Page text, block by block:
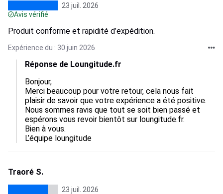
23 juil. 2026
Avis vérifié
Produit conforme et rapidité d’expédition.
Expérience du : 30 juin 2026
Réponse de Loungitude.fr
Bonjour,
Merci beaucoup pour votre retour, cela nous fait
plaisir de savoir que votre expérience a été positive.
Nous sommes ravis que tout se soit bien passé et
espérons vous revoir bientôt sur loungitude.fr.
Bien à vous.
L’équipe loungitude
Traoré S.
23 juil. 2026